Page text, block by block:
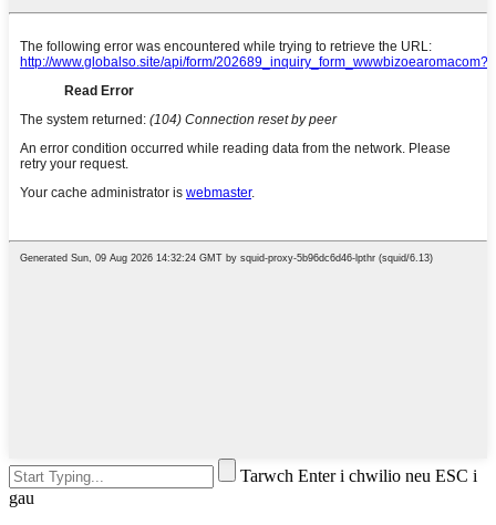
Tarwch Enter i chwilio neu ESC i
gau